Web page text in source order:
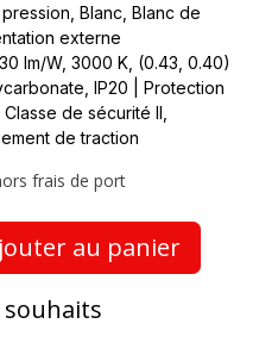
Blanc, Blanc de
externe
lm/W, 3000 K, (0.43, 0.40)
IP20 | Protection
de sécurité II,
de traction
frais de port
au panier